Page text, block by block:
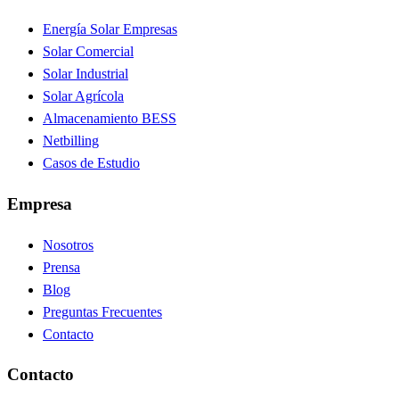
Energía Solar Empresas
Solar Comercial
Solar Industrial
Solar Agrícola
Almacenamiento BESS
Netbilling
Casos de Estudio
Empresa
Nosotros
Prensa
Blog
Preguntas Frecuentes
Contacto
Contacto